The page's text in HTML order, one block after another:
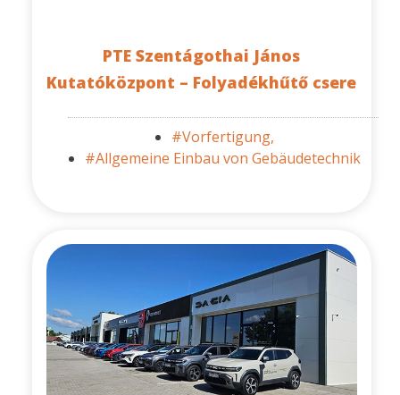
PTE Szentágothai János
Kutatóközpont – Folyadékhűtő csere
#Vorfertigung,
#Allgemeine Einbau von Gebäudetechnik